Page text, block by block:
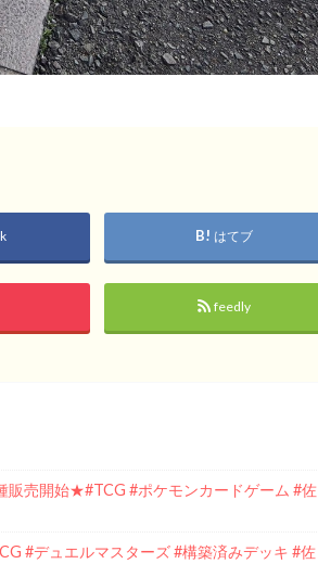
はてブ
feedly
売開始★#TCG #ポケモンカードゲーム #佐
#デュエルマスターズ #構築済みデッキ #佐